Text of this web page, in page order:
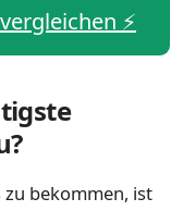
⚡️
zu bekommen, ist